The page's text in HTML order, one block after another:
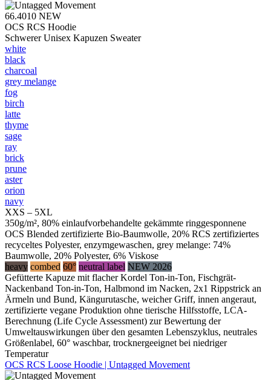
66.4010 NEW
OCS RCS Hoodie
Schwerer Unisex Kapuzen Sweater
white
black
charcoal
grey melange
fog
birch
latte
thyme
sage
ray
brick
prune
aster
orion
navy
XXS – 5XL
350g/m², 80% einlaufvorbehandelte gekämmte ringgesponnene
OCS Blended zertifizierte Bio-Baumwolle, 20% RCS zertifiziertes
recyceltes Polyester, enzymgewaschen, grey melange: 74%
Baumwolle, 20% Polyester, 6% Viskose
heavy combed 60° neutral label NEW 2026
Gefütterte Kapuze mit flacher Kordel Ton-in-Ton, Fischgrät-
Nackenband Ton-in-Ton, Halbmond im Nacken, 2x1 Rippstrick an
Ärmeln und Bund, Kängurutasche, weicher Griff, innen angeraut,
zertifizierte vegane Produktion ohne tierische Hilfsstoffe, LCA-
Berechnung (Life Cycle Assessment) zur Bewertung der
Umweltauswirkungen über den gesamten Lebenszyklus, neutrales
Größenlabel, 60° waschbar, trocknergeeignet bei niedriger
Temperatur
OCS RCS Loose Hoodie | Untagged Movement